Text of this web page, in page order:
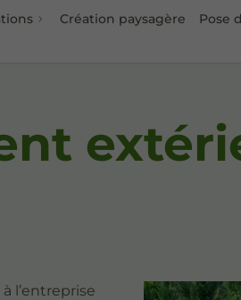
Création paysagère Pose
l’entreprise